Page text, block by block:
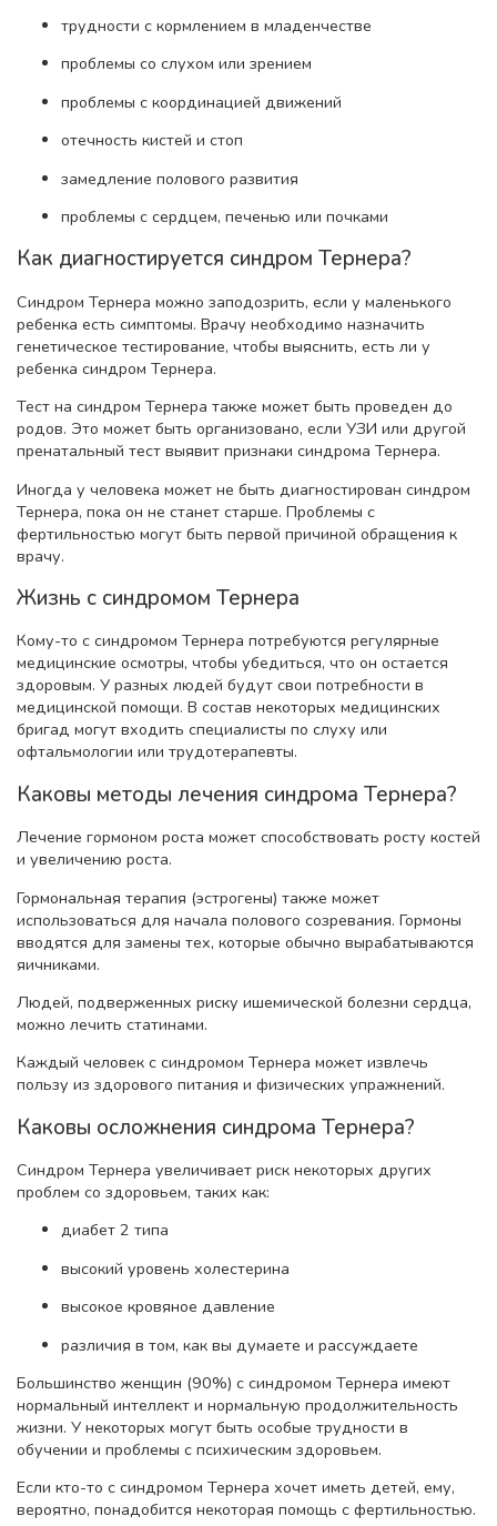
трудности с кормлением в младенчестве
проблемы со слухом или зрением
проблемы с координацией движений
отечность кистей и стоп
замедление полового развития
проблемы с сердцем, печенью или почками
Как диагностируется синдром Тернера?
Синдром Тернера можно заподозрить, если у маленького
ребенка есть симптомы. Врачу необходимо назначить
генетическое тестирование, чтобы выяснить, есть ли у
ребенка синдром Тернера.
Тест на синдром Тернера также может быть проведен до
родов. Это может быть организовано, если УЗИ или другой
пренатальный тест выявит признаки синдрома Тернера.
Иногда у человека может не быть диагностирован синдром
Тернера, пока он не станет старше. Проблемы с
фертильностью могут быть первой причиной обращения к
врачу.
Жизнь с синдромом Тернера
Кому-то с синдромом Тернера потребуются регулярные
медицинские осмотры, чтобы убедиться, что он остается
здоровым. У разных людей будут свои потребности в
медицинской помощи. В состав некоторых медицинских
бригад могут входить специалисты по слуху или
офтальмологии или трудотерапевты.
Каковы методы лечения синдрома Тернера?
Лечение гормоном роста может способствовать росту костей
и увеличению роста.
Гормональная терапия (эстрогены) также может
использоваться для начала полового созревания. Гормоны
вводятся для замены тех, которые обычно вырабатываются
яичниками.
Людей, подверженных риску ишемической болезни сердца,
можно лечить статинами.
Каждый человек с синдромом Тернера может извлечь
пользу из здорового питания и физических упражнений.
Каковы осложнения синдрома Тернера?
Синдром Тернера увеличивает риск некоторых других
проблем со здоровьем, таких как:
диабет 2 типа
высокий уровень холестерина
высокое кровяное давление
различия в том, как вы думаете и рассуждаете
Большинство женщин (90%) с синдромом Тернера имеют
нормальный интеллект и нормальную продолжительность
жизни. У некоторых могут быть особые трудности в
обучении и проблемы с психическим здоровьем.
Если кто-то с синдромом Тернера хочет иметь детей, ему,
вероятно, понадобится некоторая помощь с фертильностью.